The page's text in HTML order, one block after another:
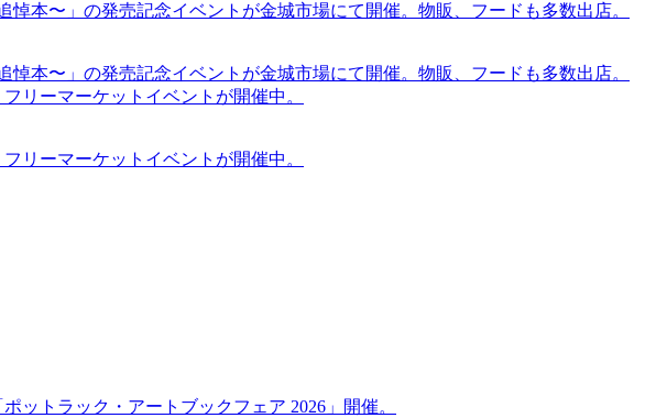
本〜」の発売記念イベントが金城市場にて開催。物販、フードも多数出店。
本〜」の発売記念イベントが金城市場にて開催。物販、フードも多数出店。
リーマーケットイベントが開催中。
リーマーケットイベントが開催中。
ットラック・アートブックフェア 2026」開催。